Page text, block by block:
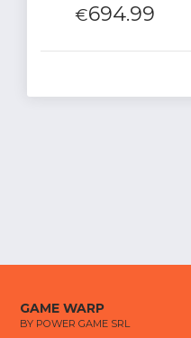
€694.99
GAME WARP
BY POWER GAME SRL